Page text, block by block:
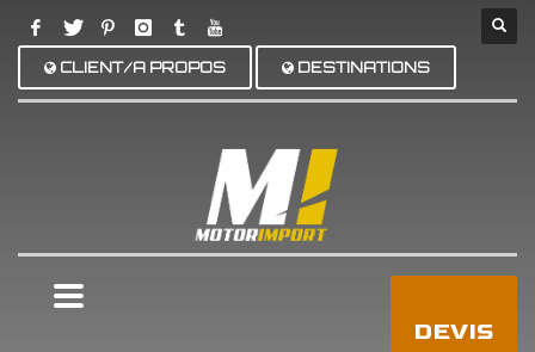
CLIENT/A PROPOS DESTINATIONS
DEVIS